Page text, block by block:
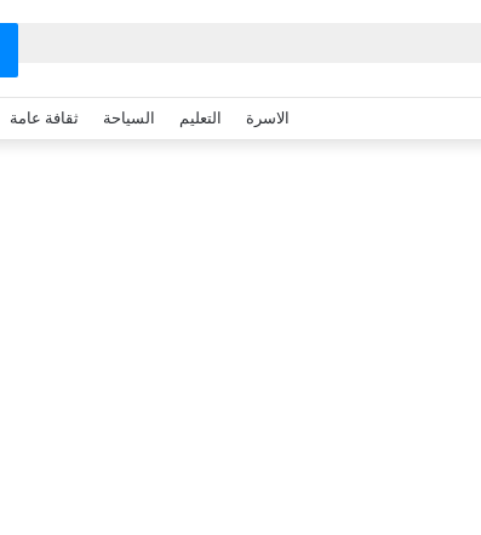
الاسرة التعليم السياحة ثقافة عامة